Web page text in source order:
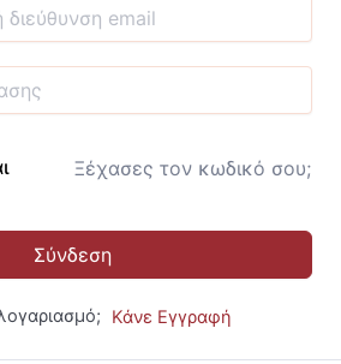
Ξέχασες τον κωδικό σου;
Σύνδεση
Κάνε Εγγραφή